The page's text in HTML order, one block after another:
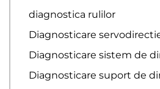
diagnostica rulilor
Diagnosticare
Diagnosticare sistem de
Diagnosticare suport de